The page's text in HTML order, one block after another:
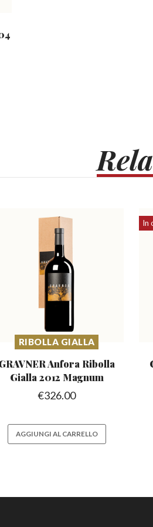
RIBOLLA GIALLA
Anfora Ribolla
Gialla 2012 Magnum
€326.00
AGGIUNGI AL CARRELLO
In